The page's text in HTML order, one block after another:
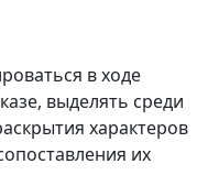
в ходе
выделять среди
характеров
их